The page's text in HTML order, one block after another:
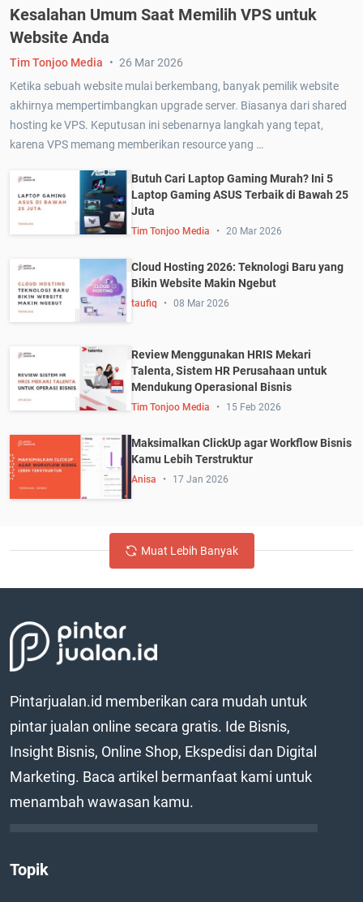
Kesalahan Umum Saat Memilih VPS untuk
Website Anda
Ketika sebuah website mulai berkembang, banyak pemilik website
akhirnya mempertimbangkan upgrade server. Biasanya dari shared
hosting ke VPS. Keputusan ini sebenarnya langkah yang tepat,
karena VPS memang memberikan resource yang …
Tim Tonjoo Media 26 Mar 2026
Butuh Cari Laptop Gaming Murah? Ini 5
Laptop Gaming ASUS Terbaik di Bawah 25
Juta
Tim Tonjoo Media 20 Mar 2026
Cloud Hosting 2026: Teknologi Baru yang
Bikin Website Makin Ngebut
taufiq 08 Mar 2026
Review Menggunakan HRIS Mekari
Talenta, Sistem HR Perusahaan untuk
Mendukung Operasional Bisnis
Tim Tonjoo Media 15 Feb 2026
Maksimalkan ClickUp agar Workflow Bisnis
Kamu Lebih Terstruktur
Anisa 17 Jan 2026
Muat Lebih Banyak
Pintarjualan.id memberikan cara mudah untuk
pintar jualan online secara gratis. Ide Bisnis,
Insight Bisnis, Online Shop, Ekspedisi dan Digital
Marketing. Baca artikel bermanfaat kami untuk
menambah wawasan kamu.